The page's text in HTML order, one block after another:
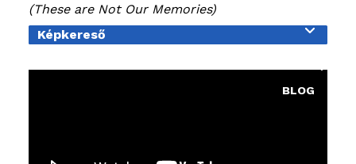
BLOG
These are Not Our Memories
Képkereső